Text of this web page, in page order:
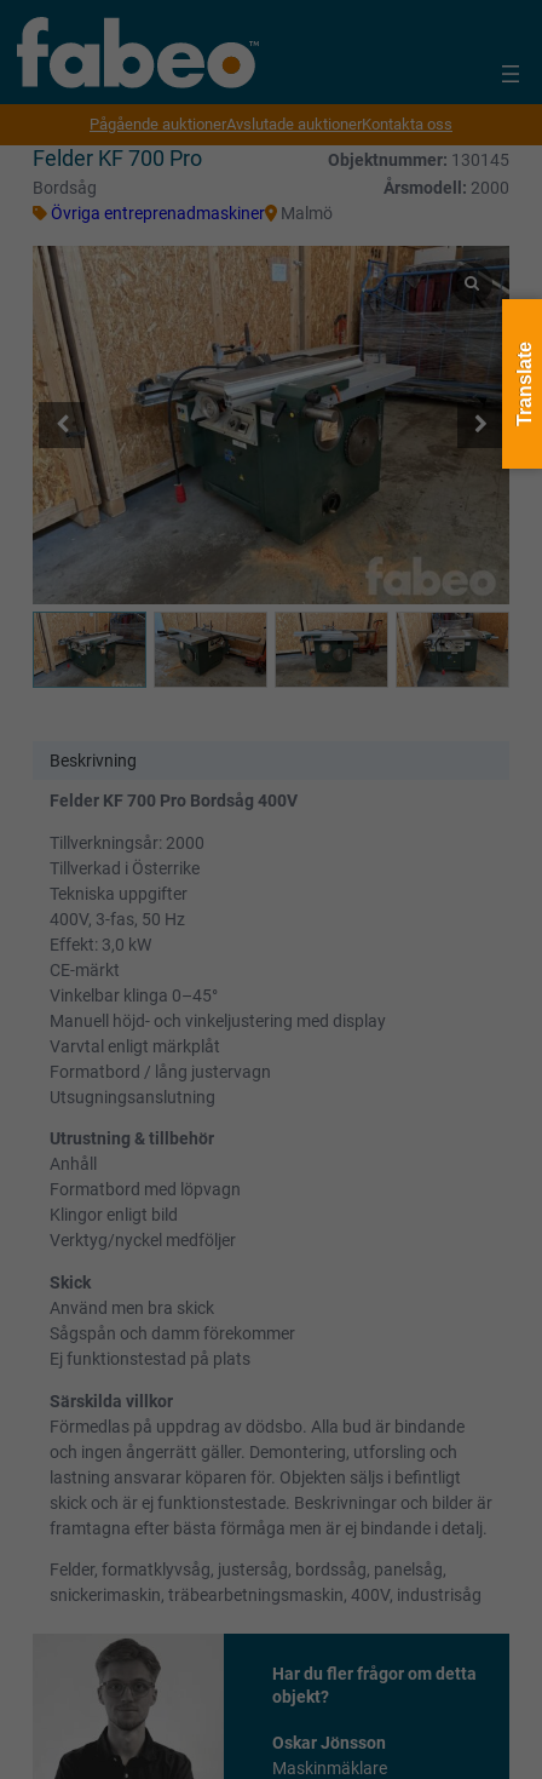
Pågående auktionerAvslutade auktionerKontakta oss
Felder KF 700 Pro Objektnummer: 130145
Bordsåg
Årsmodell: 2000
Övriga entreprenadmaskiner
Malmö
Beskrivning
Felder KF 700 Pro Bordsåg 400V
Tillverkningsår: 2000
Tillverkad i Österrike
Tekniska uppgifter
400V, 3-fas, 50 Hz
Effekt: 3,0 kW
CE-märkt
Vinkelbar klinga 0–45°
Manuell höjd- och vinkeljustering med display
Varvtal enligt märkplåt
Formatbord / lång justervagn
Utsugningsanslutning
Utrustning & tillbehör
Anhåll
Formatbord med löpvagn
Klingor enligt bild
Verktyg/nyckel medföljer
Skick
Använd men bra skick
Sågspån och damm förekommer
Ej funktionstestad på plats
Särskilda villkor
Förmedlas på uppdrag av dödsbo. Alla bud är bindande
och ingen ångerrätt gäller. Demontering, utforsling och
lastning ansvarar köparen för. Objekten säljs i befintligt
skick och är ej funktionstestade. Beskrivningar och bilder är
framtagna efter bästa förmåga men är ej bindande i detalj.
Felder, formatklyvsåg, justersåg, bordssåg, panelsåg,
snickerimaskin, träbearbetningsmaskin, 400V, industrisåg
Har du fler frågor om detta
objekt?
Oskar Jönsson
Maskinmäklare
Translate